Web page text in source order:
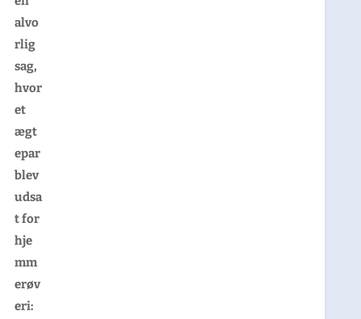
alvo
rlig
sag,
hvor
et
ægt
epar
blev
udsa
t for
hje
mm
erøv
eri: